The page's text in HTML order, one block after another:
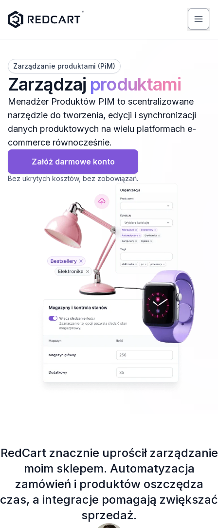
Zarządzanie produktami (PiM)
Zarządzaj produktami
Menadżer Produktów PIM to scentralizowane
narzędzie do tworzenia, edycji i synchronizacji
danych produktowych na wielu platformach e-
commerce równocześnie.
Załóż darmowe konto
Bez ukrytych kosztów, bez zobowiązań.
RedCart znacznie uprościł zarządzanie
moim sklepem. Automatyzacja
zamówień i produktów oszczędza
czas, a integracje pomagają zwiększać
sprzedaż.